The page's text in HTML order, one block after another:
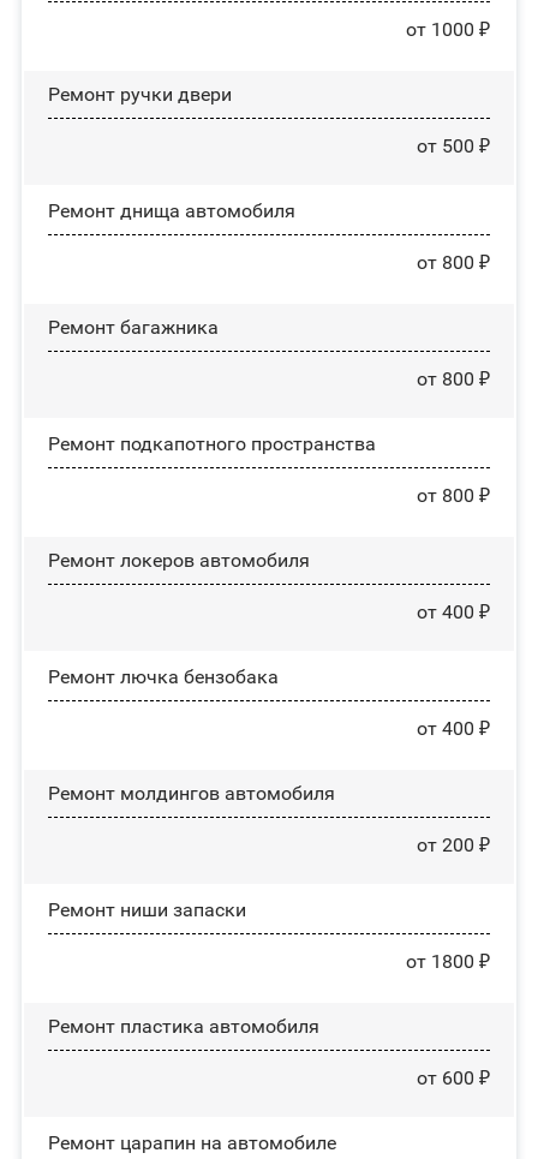
от 1000 ₽
Ремонт ручки двери
от 500 ₽
Ремонт днища автомобиля
от 800 ₽
Ремонт багажника
от 800 ₽
Ремонт подкапотного пространства
от 800 ₽
Ремонт лoĸepoв автомобиля
от 400 ₽
Ремонт лючка бензобака
от 400 ₽
Ремонт молдингов автомобиля
от 200 ₽
Ремонт ниши запаски
от 1800 ₽
Ремонт пластика автомобиля
от 600 ₽
Ремонт царапин на автомобиле